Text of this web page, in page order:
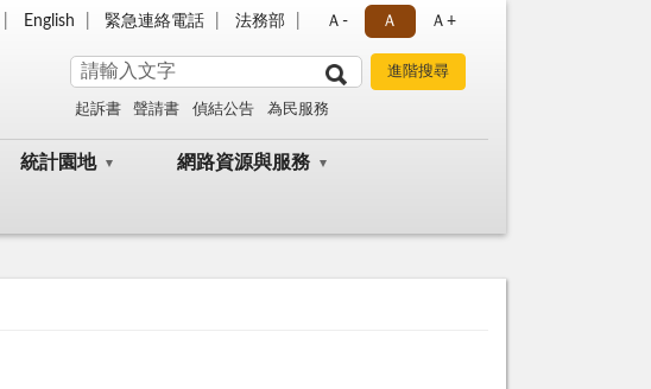
English 緊急連絡電話 法務部 Ａ- Ａ Ａ+
起訴書 聲請書 偵結公告 為民服務
統計園地 網路資源與服務